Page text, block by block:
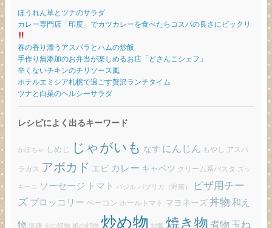
ほうれん草とツナのサラダ
カレー専門店「印度」でカツカレーを食べたらコスパの良さにビックリ
春の香り漂うアスパラとハムの炒飯
手作り無添加のお弁当が楽しめるお店「どさんこシェフ」
辛くないチキンのチリソース風
ホテルエミシア札幌で過ごす贅沢ランチタイム
ツナと白菜のヘルシーサラダ
レシピによく出るキーワード
かぼちゃ しめじ じゃがいも なす にんじん もやし アスパ
ラガス アボカド エビ カレー キャベツ クリーム系パスタ ズッ
キーニ ソーセージ トマト バジル パプリカ（野菜）
ピザ用チー
ズ ブロッコリー ベーコン ホールトマト マヨネーズ丼物 和え
物 塩麹 夫の好物 娘の好物 炒め物 炒飯 焼き物煮物 玉ね